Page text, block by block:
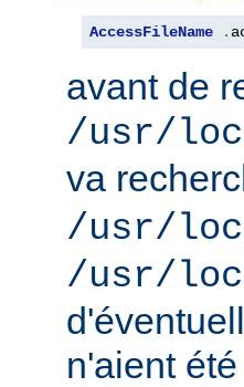
AccessFileName .
avant de
/usr/
va
/usr/
/usr/
n'aient